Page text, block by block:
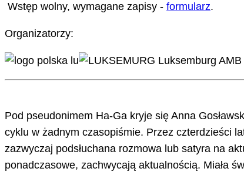
Wstęp wolny, wymagane zapisy - formularz.
Organizatorzy:
Pod pseudonimem Ha-Ga kryje się Anna
cyklu w żadnym czasopiśmie. Przez czterdzieści
zazwyczaj podsłuchana rozmowa lub satyra na
ponadczasowe, zachwycają aktualnością. Miała